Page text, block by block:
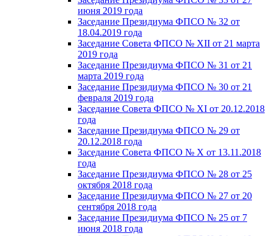
июня 2019 года
Заседание Президиума ФПСО № 32 от
18.04.2019 года
Заседание Совета ФПСО № XII от 21 марта
2019 года
Заседание Президиума ФПСО № 31 от 21
марта 2019 года
Заседание Президиума ФПСО № 30 от 21
февраля 2019 года
Заседание Совета ФПСО № XI от 20.12.2018
года
Заседание Президиума ФПСО № 29 от
20.12.2018 года
Заседание Совета ФПСО № X от 13.11.2018
года
Заседание Президиума ФПСО № 28 от 25
октября 2018 года
Заседание Президиума ФПСО № 27 от 20
сентября 2018 года
Заседание Президиума ФПСО № 25 от 7
июня 2018 года